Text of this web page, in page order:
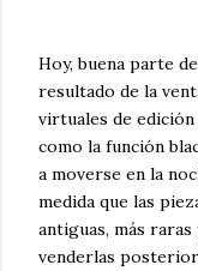
Hoy, buena parte
resultado de la
virtuales de edición
como la función
a moverse en la
medida que las
antiguas, más raras
venderlas